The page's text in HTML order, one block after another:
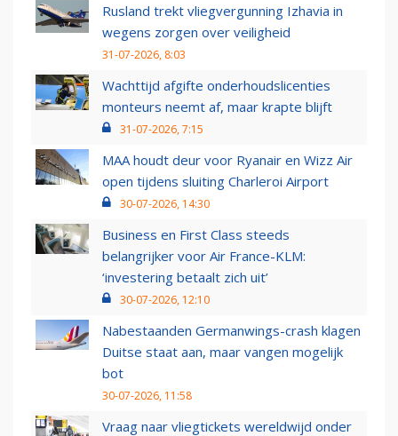
Rusland trekt vliegvergunning Izhavia in
wegens zorgen over veiligheid
31-07-2026, 8:03
Wachttijd afgifte onderhoudslicenties
monteurs neemt af, maar krapte blijft
31-07-2026, 7:15
MAA houdt deur voor Ryanair en Wizz Air
open tijdens sluiting Charleroi Airport
30-07-2026, 14:30
Business en First Class steeds
belangrijker voor Air France-KLM:
‘investering betaalt zich uit’
30-07-2026, 12:10
Nabestaanden Germanwings-crash klagen
Duitse staat aan, maar vangen mogelijk
bot
30-07-2026, 11:58
Vraag naar vliegtickets wereldwijd onder